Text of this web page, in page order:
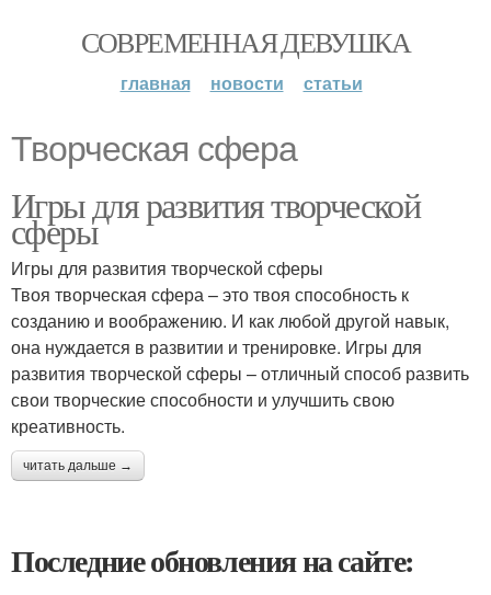
СОВРЕМЕННАЯ ДЕВУШКА
главная новости статьи
Творческая сфера
Игры для развития творческой
сферы
Игры для развития творческой сферы
Твоя творческая сфера – это твоя способность к
созданию и воображению. И как любой другой навык,
она нуждается в развитии и тренировке. Игры для
развития творческой сферы – отличный способ развить
свои творческие способности и улучшить свою
креативность.
читать дальше →
Последние обновления на сайте: